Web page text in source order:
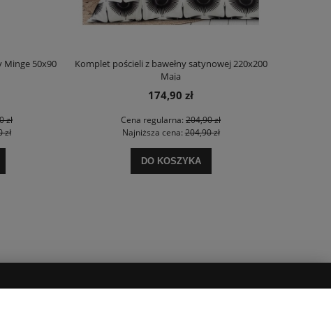
Minge 50x90
zł
zł
Komplet pościeli z bawełny satynowej 220x200
Maja
174,90 zł
Cena regularna: 204,90 zł
Najniższa cena:204,90 zł
DO KOSZYKA